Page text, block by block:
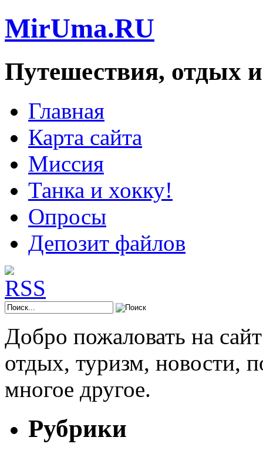
MirUma.RU
Путешествия, отдых
Главная
Карта сайта
Миссия
Танка и хокку!
Опросы
Депозит файлов
Добро пожаловать на
отдых, туризм, новости,
многое другое.
Рубрики